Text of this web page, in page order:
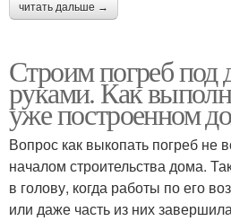
читать дальше →
Строим погреб
руками. Как
уже построенном
Вопрос как выкопать погреб не
началом строительства дома.
в голову, когда работы по его
или даже часть из них